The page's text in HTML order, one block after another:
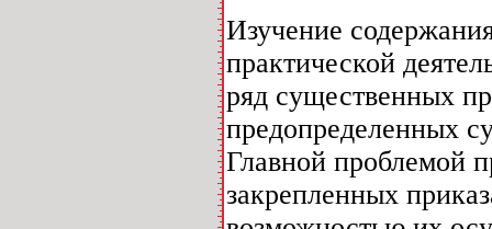
Изучение
практической
ряд существенных
предопределенных
Главной проблемой
закрепленных